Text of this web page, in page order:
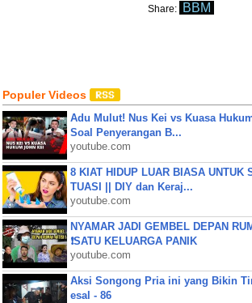
Share: BBM
Populer Videos
Adu Mulut! Nus Kei vs Kuasa
Soal Penyerangan B...
youtube.com
8 KIAT HIDUP LUAR BIASA UNTUK
TUASI || DIY dan Keraj...
youtube.com
NYAMAR JADI GEMBEL DEPAN
❗SATU KELUARGA PANIK
youtube.com
Aksi Songong Pria ini yang Bikin
esal - 86